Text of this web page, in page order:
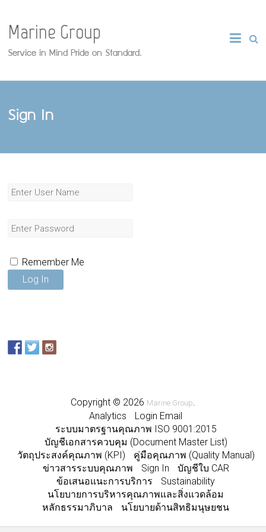
Marine Group
Service in Mind Pride on Standard.
Sign In
Remember Me
Log In
Copyright © 2026 Marine Group.
Analytics
Login Email
ระบบมาตรฐานคุณภาพ ISO 9001:2015
บัญชีเอกสารควบคุม (Document Master List)
วัตถุประสงค์คุณภาพ (KPI)
คู่มือคุณภาพ (Quality Manual)
ข่าวสารระบบคุณภาพ
Sign In
บัญชีใบ CAR
ข้อเสนอแนะการบริการ
Sustainability
นโยบายการบริหารคุณภาพและสิ่งแวดล้อม
หลักธรรมาภิบาล
นโยบายด้านสิทธิมนุษยชน